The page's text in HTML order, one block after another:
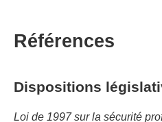
Références
Dispositions
Loi de 1997 sur la sécurité